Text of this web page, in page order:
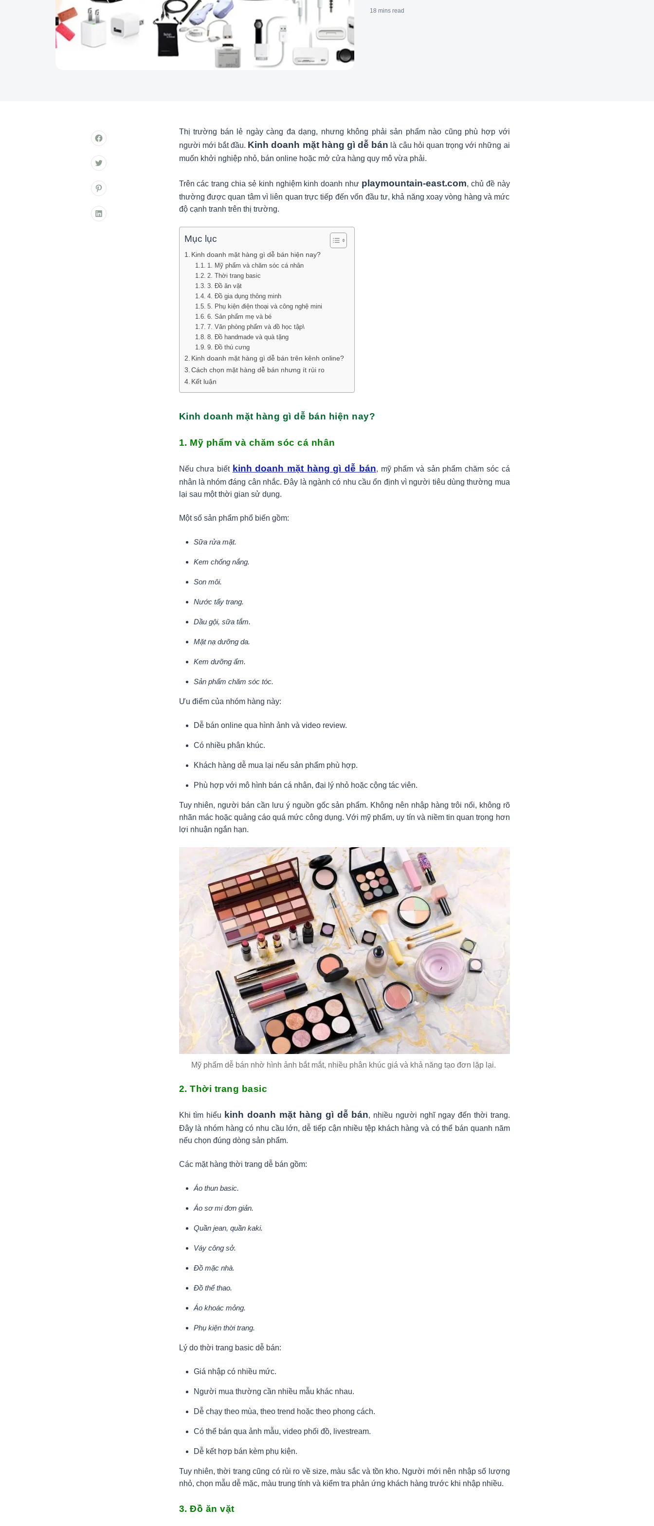
18 mins read
Thị trường bán lẻ ngày càng đa dạng, nhưng không phải sản phẩm nào cũng phù hợp với
người mới bắt đầu. Kinh doanh mặt hàng gì dễ bán là câu hỏi quan trọng với những ai
muốn khởi nghiệp nhỏ, bán online hoặc mở cửa hàng quy mô vừa phải.
Trên các trang chia sẻ kinh nghiệm kinh doanh như playmountain-east.com, chủ đề này
thường được quan tâm vì liên quan trực tiếp đến vốn đầu tư, khả năng xoay vòng hàng và mức
độ cạnh tranh trên thị trường.
Mục lục
Kinh doanh mặt hàng gì dễ bán hiện nay?
1. Mỹ phẩm và chăm sóc cá nhân
2. Thời trang basic
3. Đồ ăn vặt
4. Đồ gia dụng thông minh
5. Phụ kiện điện thoại và công nghệ mini
6. Sản phẩm mẹ và bé
7. Văn phòng phẩm và đồ học tập\
8. Đồ handmade và quà tặng
9. Đồ thú cưng
Kinh doanh mặt hàng gì dễ bán trên kênh online?
Cách chọn mặt hàng dễ bán nhưng ít rủi ro
Kết luận
Kinh doanh mặt hàng gì dễ bán hiện nay?
1. Mỹ phẩm và chăm sóc cá nhân
Nếu chưa biết kinh doanh mặt hàng gì dễ bán, mỹ phẩm và sản phẩm chăm sóc cá
nhân là nhóm đáng cân nhắc. Đây là ngành có nhu cầu ổn định vì người tiêu dùng thường mua
lại sau một thời gian sử dụng.
Một số sản phẩm phổ biến gồm:
Sữa rửa mặt.
Kem chống nắng.
Son môi.
Nước tẩy trang.
Dầu gội, sữa tắm.
Mặt nạ dưỡng da.
Kem dưỡng ẩm.
Sản phẩm chăm sóc tóc.
Ưu điểm của nhóm hàng này:
Dễ bán online qua hình ảnh và video review.
Có nhiều phân khúc.
Khách hàng dễ mua lại nếu sản phẩm phù hợp.
Phù hợp với mô hình bán cá nhân, đại lý nhỏ hoặc cộng tác viên.
Tuy nhiên, người bán cần lưu ý nguồn gốc sản phẩm. Không nên nhập hàng trôi nổi, không rõ
nhãn mác hoặc quảng cáo quá mức công dụng. Với mỹ phẩm, uy tín và niềm tin quan trọng hơn
lợi nhuận ngắn hạn.
Mỹ phẩm dễ bán nhờ hình ảnh bắt mắt, nhiều phân khúc giá và khả năng tạo đơn lặp lại.
2. Thời trang basic
Khi tìm hiểu kinh doanh mặt hàng gì dễ bán, nhiều người nghĩ ngay đến thời trang.
Đây là nhóm hàng có nhu cầu lớn, dễ tiếp cận nhiều tệp khách hàng và có thể bán quanh năm
nếu chọn đúng dòng sản phẩm.
Các mặt hàng thời trang dễ bán gồm:
Áo thun basic.
Áo sơ mi đơn giản.
Quần jean, quần kaki.
Váy công sở.
Đồ mặc nhà.
Đồ thể thao.
Áo khoác mỏng.
Phụ kiện thời trang.
Lý do thời trang basic dễ bán:
Giá nhập có nhiều mức.
Người mua thường cần nhiều mẫu khác nhau.
Dễ chạy theo mùa, theo trend hoặc theo phong cách.
Có thể bán qua ảnh mẫu, video phối đồ, livestream.
Dễ kết hợp bán kèm phụ kiện.
Tuy nhiên, thời trang cũng có rủi ro về size, màu sắc và tồn kho. Người mới nên nhập số lượng
nhỏ, chọn mẫu dễ mặc, màu trung tính và kiểm tra phản ứng khách hàng trước khi nhập nhiều.
3. Đồ ăn vặt